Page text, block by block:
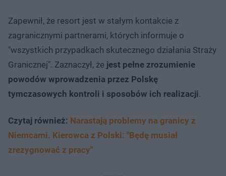
Zapewnił, że resort jest w stałym kontakcie z
zagranicznymi partnerami, których informuje o
"wszystkich przypadkach skutecznego działania Straży
Granicznej". Zaznaczył, że jest pełne zrozumienie
powodów wprowadzenia przez Polskę
tymczasowych kontroli i sposobów ich realizacji.
Czytaj również: Narastają problemy na granicy z
Niemcami. Kierowca z Polski: "Będę musiał
zrezygnować z pracy"